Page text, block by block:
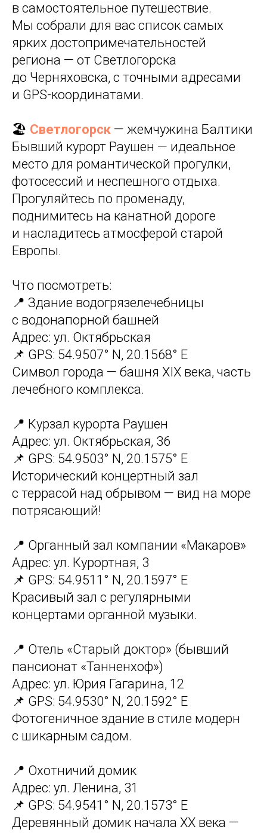
в самостоятельное путешествие.
Мы собрали для вас список самых
ярких достопримечательностей
региона — от Светлогорска
до Черняховска, с точными адресами
и GPS-координатами.
🏖️ Светлогорск — жемчужина Балтики
Бывший курорт Раушен — идеальное
место для романтической прогулки,
фотосессий и неспешного отдыха.
Прогуляйтесь по променаду,
поднимитесь на канатной дороге
и насладитесь атмосферой старой
Европы.
Что посмотреть:
📍 Здание водогрязелечебницы
с водонапорной башней
Адрес: ул. Октябрьская
📌 GPS: 54.9507° N, 20.1568° E
Символ города — башня XIX века, часть
лечебного комплекса.
📍 Курзал курорта Раушен
Адрес: ул. Октябрьская, 36
📌 GPS: 54.9503° N, 20.1575° E
Исторический концертный зал
с террасой над обрывом — вид на море
потрясающий!
📍 Органный зал компании «Макаров»
Адрес: ул. Курортная, 3
📌 GPS: 54.9511° N, 20.1597° E
Красивый зал с регулярными
концертами органной музыки.
📍 Отель «Старый доктор» (бывший
пансионат «Танненхоф»)
Адрес: ул. Юрия Гагарина, 12
📌 GPS: 54.9530° N, 20.1592° E
Фотогеничное здание в стиле модерн
с шикарным садом.
📍 Охотничий домик
Адрес: ул. Ленина, 31
📌 GPS: 54.9541° N, 20.1573° E
Деревянный домик начала XX века —